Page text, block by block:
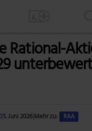
Rational-
1. Juni 2026Mehr zu: RAA